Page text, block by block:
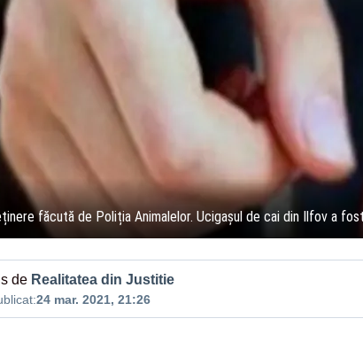
făcută de Poliția Animalelor. Ucigașul de cai din Ilfov a
de Realitatea din Justitie
24 mar. 2021, 21:26